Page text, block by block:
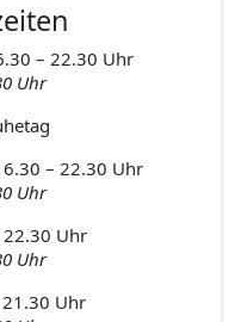
– 22.30 Uhr
Uhr
– 22.30 Uhr
Uhr
Uhr
Uhr
Uhr